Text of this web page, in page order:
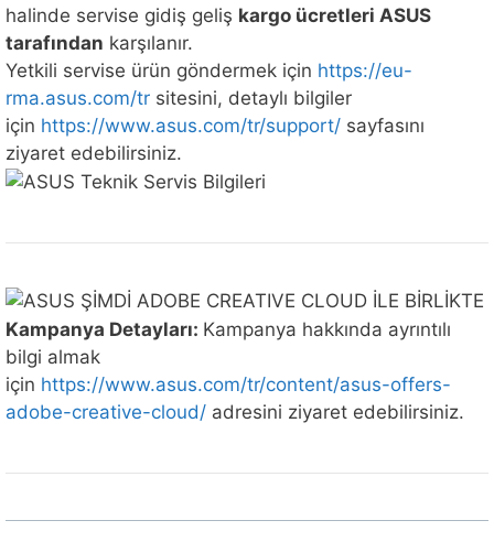
halinde servise gidiş geliş kargo ücretleri ASUS
tarafından karşılanır.
Yetkili servise ürün göndermek için https://eu-
rma.asus.com/tr sitesini, detaylı bilgiler
için https://www.asus.com/tr/support/ sayfasını
ziyaret edebilirsiniz.
Kampanya Detayları: Kampanya hakkında ayrıntılı
bilgi almak
için https://www.asus.com/tr/content/asus-offers-
adobe-creative-cloud/ adresini ziyaret edebilirsiniz.